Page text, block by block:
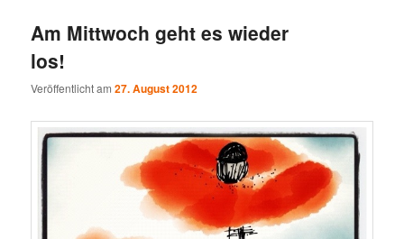
Am Mittwoch geht es wieder
los!
Veröffentlicht am27. August 2012